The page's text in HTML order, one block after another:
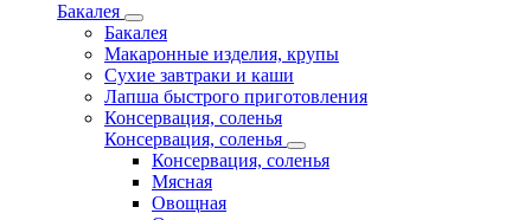
Бакалея
Бакалея
Макаронные изделия, крупы
Сухие завтраки и каши
Лапша быстрого приготовления
Консервация, соленья
Консервация, соленья
Консервация, соленья
Мясная
Овощная